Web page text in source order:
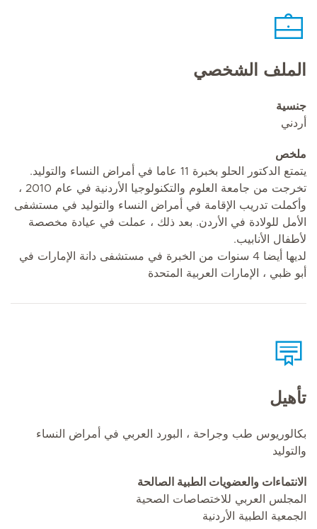
الملف الشخصي
جنسية
أردني
ملخص
يتمتع الدكتور الحلو بخبرة 11 عاما في أمراض النساء والتوليد.
تخرجت من جامعة العلوم والتكنولوجيا الأردنية في عام 2010 ،
وأكملت تدريب الإقامة في أمراض النساء والتوليد في مستشفى
الأمل للولادة في الأردن. بعد ذلك ، عملت في عيادة مخصصة
لأطفال الأنابيب.
لديها أيضا 4 سنوات من الخبرة في مستشفى دانة الإمارات في
أبو ظبي ، الإمارات العربية المتحدة
تأهيل
بكالوريوس طب وجراحة ، البورد العربي في أمراض النساء
والتوليد
الانتماءات والعضويات الطبية الصالحة
المجلس العربي للاختصاصات الصحية
الجمعية الطبية الأردنية